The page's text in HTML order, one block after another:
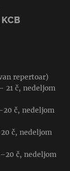
repertoar)
21 č, nedeljom
č, nedeljom
č, nedeljom
č, nedeljom